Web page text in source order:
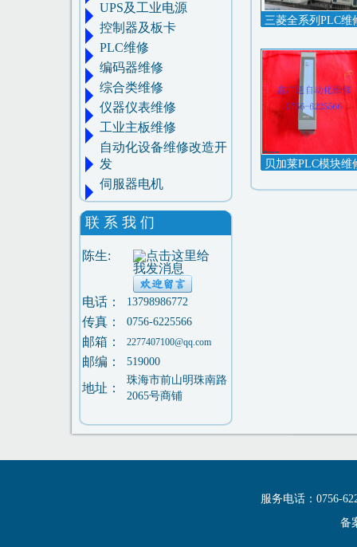
UPS及工业电源
控制器及板卡
PLC维修
编码器维修
综合类维修
仪器仪表维修
工业主板维修
自动化设备维修改造开
发
伺服器电机
联 系 我 们
陈生:
电话： 13798986772
传真： 0756-6225566
邮箱： 2277407100@qq.com
邮编： 519000
地址：
珠海市前山明珠南路
2065号商铺
三菱全系列PLC维
贝加莱PLC模块维
服务电话：0756-
备